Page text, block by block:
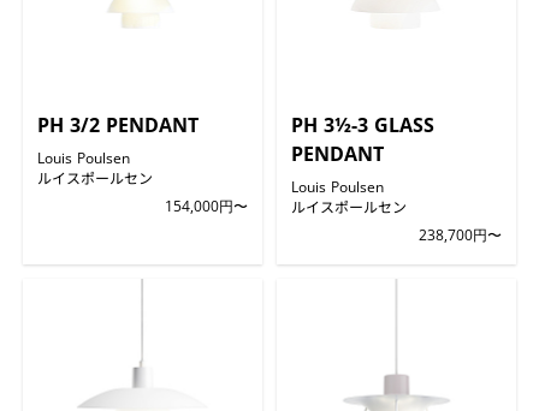
PH 3/2 PENDANT
Louis Poulsen
ルイスポールセン
154,000円〜
PH 3½-3 GLASS
PENDANT
Louis Poulsen
ルイスポールセン
238,700円〜